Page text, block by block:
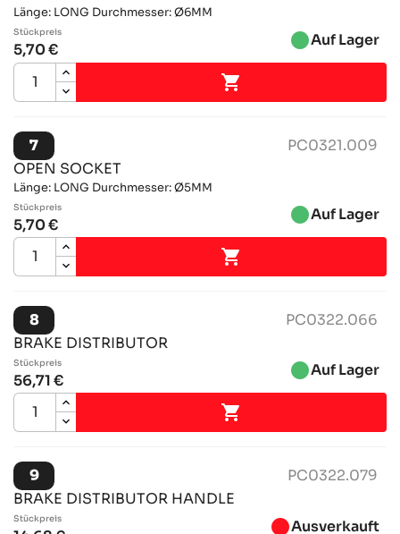
Länge: LONG Durchmesser: Ø6MM
Stückpreis
5,70 € brightness_1Auf Lager

7
PC0321.009
OPEN SOCKET
Länge: LONG Durchmesser: Ø5MM
Stückpreis
5,70 € brightness_1Auf Lager

8
PC0322.066
BRAKE DISTRIBUTOR
Stückpreis
56,71 € brightness_1Auf Lager

9
PC0322.079
BRAKE DISTRIBUTOR HANDLE
Stückpreis brightness_1Ausverkauft